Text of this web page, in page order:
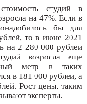
студий в
на 47%. Если в
бы для
то в июне 2021
на 2 280 000 рублей
возросла еще
метр в таких
в 181 000 рублей, а
Рост цены, таким
эксперты.